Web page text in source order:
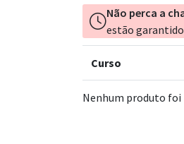
Não perca a
estão
Curso
Nenhum produto foi